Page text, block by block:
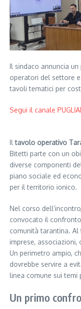
Il sindaco annuncia
operatori del settore
tavoli tematici per
Segui il canale
Iltavolo operativo
Bitetti parte con un
diverse componenti
piano sociale ed
per il territorio ionico.
Nel corso
convocato il
comunità tarantina.
imprese,
Un perimetro ampio,
dovrebbe servire a
linea comune sui temi
Un primo